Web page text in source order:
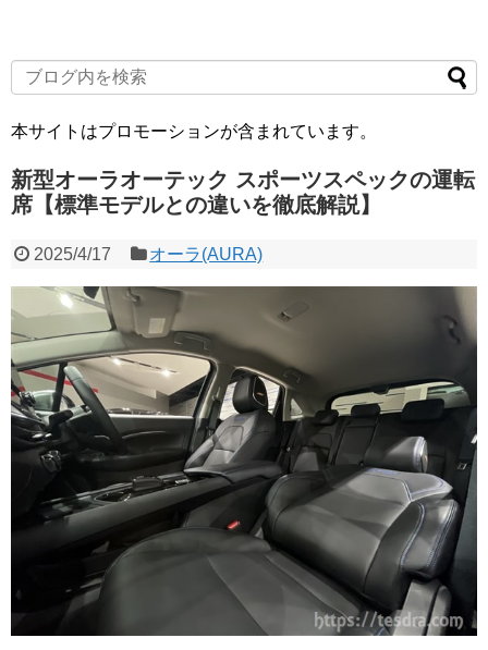
本サイトはプロモーションが含まれています。
新型オーラオーテック スポーツスペックの運転
席【標準モデルとの違いを徹底解説】
2025/4/17 オーラ(AURA)